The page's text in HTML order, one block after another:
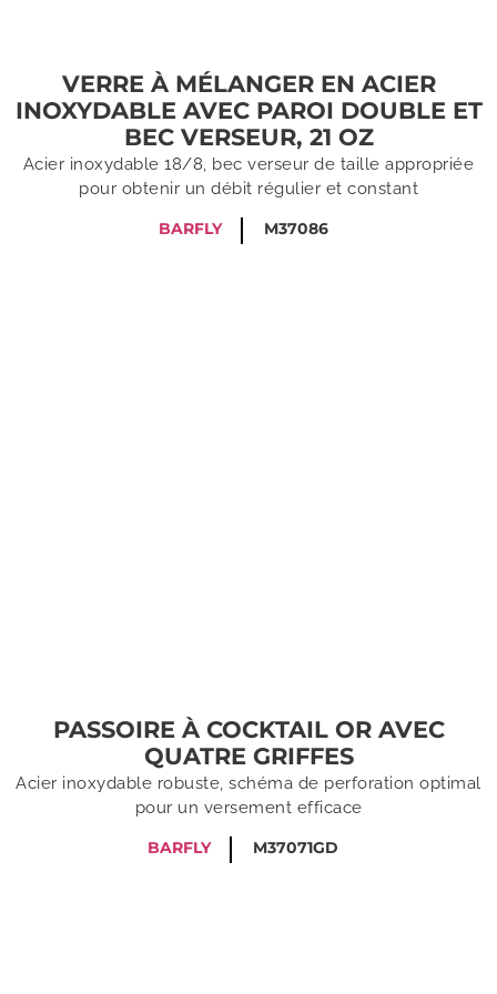
VERRE À MÉLANGER EN ACIER
INOXYDABLE AVEC PAROI DOUBLE ET
BEC VERSEUR, 21 OZ
Acier inoxydable 18/8, bec verseur de taille appropriée
pour obtenir un débit régulier et constant
BARFLY
M37086
PASSOIRE À COCKTAIL OR AVEC
QUATRE GRIFFES
Acier inoxydable robuste, schéma de perforation optimal
pour un versement efficace
BARFLY
M37071GD